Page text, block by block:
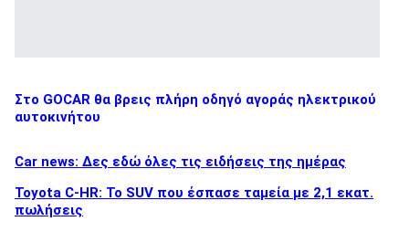
Στο GOCAR θα βρεις πλήρη οδηγό αγοράς ηλεκτρικού
αυτοκινήτου
Car news: Δες εδώ όλες τις ειδήσεις της ημέρας
Toyota C-HR: Το SUV που έσπασε ταμεία με 2,1 εκατ.
πωλήσεις